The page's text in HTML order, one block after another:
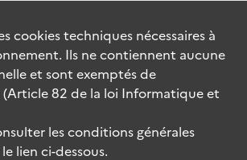
cookiestechniques nécessaires à
Ils ne contiennent aucune
et sont exemptés de
82 de la loi Informatique et
les conditions générales
lien ci-dessous.